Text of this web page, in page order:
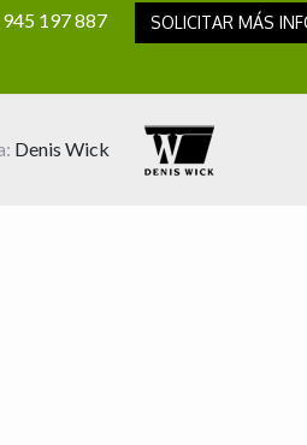
945 197 887 SOLICITAR MÁS
Denis Wick